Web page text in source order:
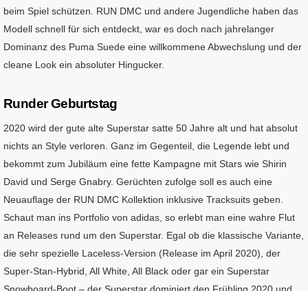
beim Spiel schützen. RUN DMC und andere Jugendliche haben das
Modell schnell für sich entdeckt, war es doch nach jahrelanger
Dominanz des Puma Suede eine willkommene Abwechslung und der
cleane Look ein absoluter Hingucker.
Runder Geburtstag
2020 wird der gute alte Superstar satte 50 Jahre alt und hat absolut
nichts an Style verloren. Ganz im Gegenteil, die Legende lebt und
bekommt zum Jubiläum eine fette Kampagne mit Stars wie Shirin
David und Serge Gnabry. Gerüchten zufolge soll es auch eine
Neuauﬂage der RUN DMC Kollektion inklusive Tracksuits geben.
Schaut man ins Portfolio von adidas, so erlebt man eine wahre Flut
an Releases rund um den Superstar. Egal ob die klassische Variante,
die sehr spezielle Laceless-Version (Release im April 2020), der
Super-Stan-Hybrid, All White, All Black oder gar ein Superstar